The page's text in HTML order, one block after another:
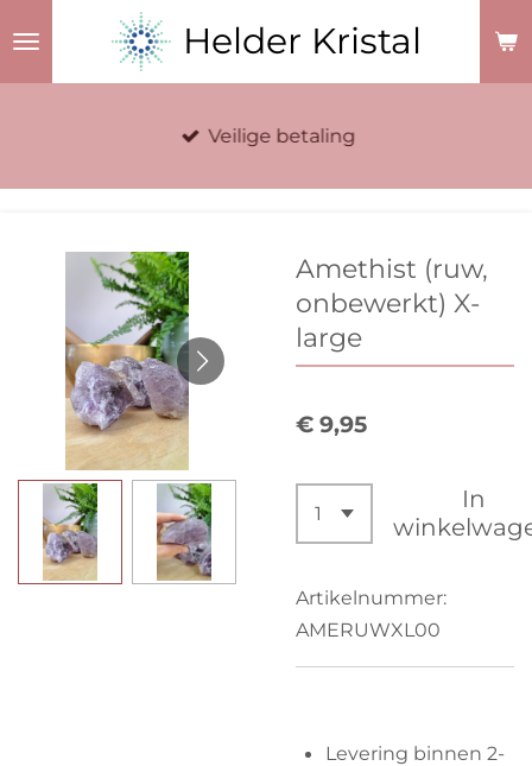
naar
Helder Kristal
Veilige betaling
Amethist (ruw,
onbewerkt) X-
large
€ 9,95
In
Artikelnummer:
AMERUWXL00
Levering binnen 2-